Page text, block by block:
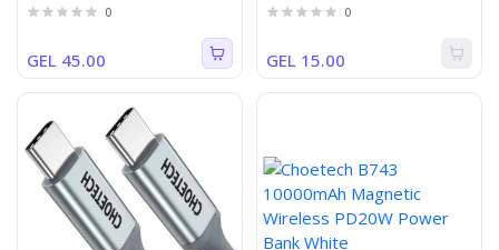
Charger White
0
GEL 45.00
0
GEL 15.00